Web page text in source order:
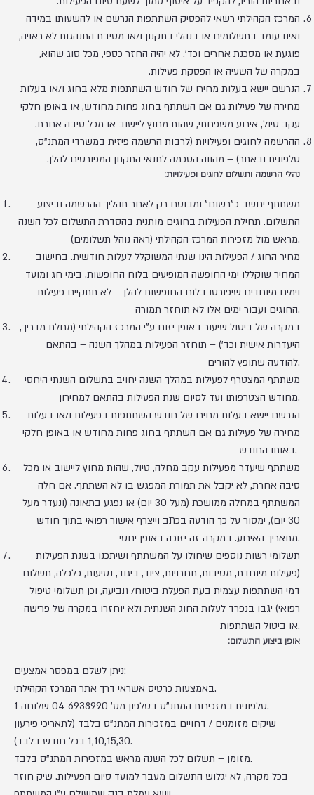
המרכז הקהילתי רשאי להפסיק השתתפות הנרשם או להשעותו במידה
ואינו עומד בתשלומים או בנהלי בתקנון ו/או מסיבת התנהגות לא ראויה,
פוגעת או מסכנת אחרים וכד'. לא יהיה החזר כספי, מכל סוג שהוא,
במקרה של השעיה או הפסקת פעילות.
הנרשם יישא בעלות מחירו של חודש השתתפות מלא בחוג ו/או בעלות
מחירה של פעילות גם אם השתתף בחוג פחות מחודש, או באופן חלקי
עקב טיול, אירוע משפחתי, שהות מחוץ ליישוב או מכל סיבה אחרת.
ההרשמה לחוגים ופעילויות (לרבות הרשמה פיזית במשרדי המתנ"ס,
טלפונית ובאתר) – מהווה הסכמה לתנאי התקנון המפורטים להלן.
נהלי הרשמה ותשלום לחוגים ופעילויות:
משתתף יחשב כ"רשום" ומבוטח רק לאחר תהליך ההרשמה וביצוע
התשלום. תחילת הפעילות בחוגים מותנית בהסדרת התשלום לכל השנה
מראש מול מזכירות המרכז הקהילתי (ראה נוהל תשלומים).
מחיר החוג / הפעילות הינו שנתי המשוקלל לעלות חודשית. בחישוב
המחיר שוקללו ימי החופשה המופיעים בלוח החופשות. בימי חג ומועד
וימים מיוחדים שיפורטו בלוח החופשות להלן – לא תתקיים פעילות
החוגים ועבור ימים אלו לא תוחזר תמורה.
במקרה של ביטול שיעור באופן יזום ע"י המרכז הקהילתי (מחלת מדריך,
היעדרות אישית וכד') – תוחזר הפעילות במהלך השנה – בהתאם
להודעה שתופץ להורים.
משתתף המצטרף לפעילות במהלך השנה יחויב בתשלום השנתי היחסי
מחודש הצטרפותו ועד לסיום שנת הפעילות בהתאם למחירון.
הנרשם יישא בעלות מחירו של חודש השתתפות בפעילות ו/או בעלות
מחירה של פעילות גם אם השתתף בחוג פחות מחודש או באופן חלקי
באותו החודש.
משתתף שיעדר מפעילות עקב מחלה, טיול, שהות מחוץ ליישוב או מכל
סיבה אחרת, לא יקבל את תמורת המפגש בו לא השתתף. אם חלה
המשתתף במחלה ממושכת (מעל 30 יום) או נפגע בתאונה (ונעדר מעל
30 יום), ימסור על כך הודעה בכתב וייצרף אישור רפואי בתוך חודש
מתאריך האירוע. במקרה זה יזוכה באופן יחסי.
תשלומי רשות נוספים שיחולו על המשתתף ושיתכנו בשנת הפעילות
(פעילות מיוחדת, מסיבות, תחרויות, ציוד, ביגוד, נסיעות, כלכלה, תשלום
דמי השתתפות עצמית בעת הפעלת ביטוח/ תביעה, וכן תשלומי טיפול
רפואי) יגבו בנפרד לעלות החוג השנתית ולא יוחזרו במקרה של פרישה
או ביטול השתתפות.
אופן ביצוע התשלום:
ניתן לשלם במפסר אמצעים:
באמצעות כרטיס אשראי דרך אתר המרכז הקהילתי.
טלפונית במזכירות המתנ"ס בטלפון מס' 04-6938990 שלוחה 1.
שיקים מזומנים / דחויים במזכירות המתנ"ס בלבד (לתאריכי פירעון
1,10,15,30 בכל חודש בלבד).
מזומן – תשלום לכל השנה מראש במזכירות המתנ"ס בלבד.
בכל מקרה, לא יגלוש התשלום מעבר למועד סיום הפעילות. שיק חוזר